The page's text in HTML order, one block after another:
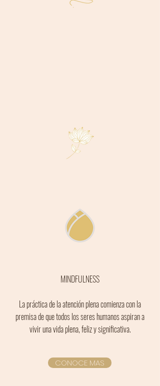
MINDFULNESS
La práctica de la atención plena comienza con la
premisa de que todos los seres humanos aspiran a
vivir una vida plena, feliz y significativa.
CONOCE MAS